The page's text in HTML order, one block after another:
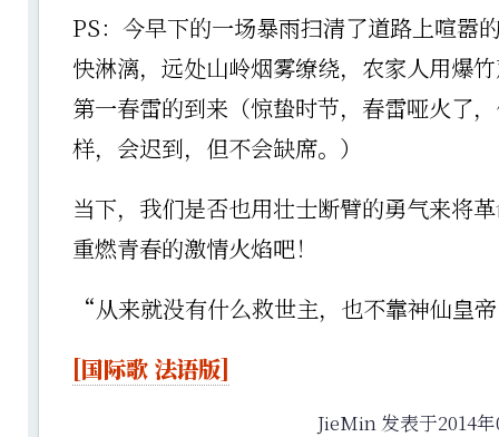
PS：今早下的一场暴雨扫清了道路上喧嚣
快淋漓，远处山岭烟雾缭绕，农家人用爆
第一春雷的到来（惊蛰时节，春雷哑火了
样，会迟到，但不会缺席。）
当下，我们是否也用壮士断臂的勇气来将
重燃青春的激情火焰吧！
“从来就没有什么救世主，也不靠神仙皇
[国际歌 法语版]
JieMin 发表于2014